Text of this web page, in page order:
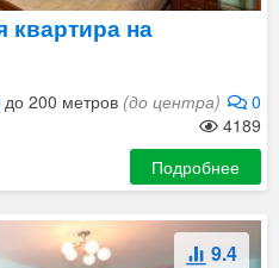
квартира на
0
до 200 метров (до центра)
4189
Подробнее
9.4